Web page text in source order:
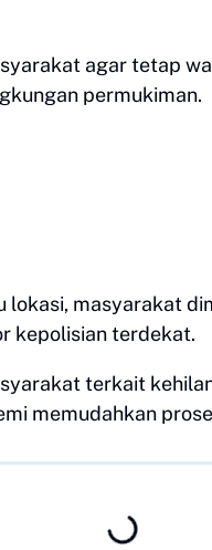
agar tetap
permukiman.
masyarakat
kepolisian terdekat.
terkait
memudahkan